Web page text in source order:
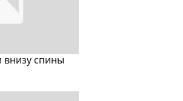
внизу спины